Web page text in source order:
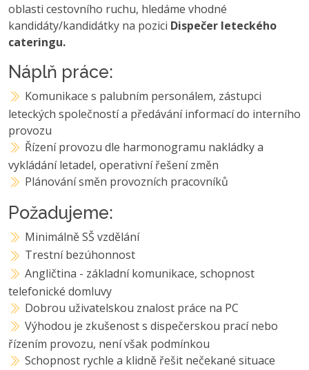
oblasti cestovního ruchu, hledáme vhodné
kandidáty/kandidátky na pozici Dispečer leteckého
cateringu.
Náplň práce:
Komunikace s palubním personálem, zástupci
leteckých společností a předávání informací do interního
provozu
Řízení provozu dle harmonogramu nakládky a
vykládání letadel, operativní řešení změn
Plánování směn provozních pracovníků
Požadujeme:
Minimálně SŠ vzdělání
Trestní bezúhonnost
Angličtina - základní komunikace, schopnost
telefonické domluvy
Dobrou uživatelskou znalost práce na PC
Výhodou je zkušenost s dispečerskou prací nebo
řízením provozu, není však podmínkou
Schopnost rychle a klidně řešit nečekané situace